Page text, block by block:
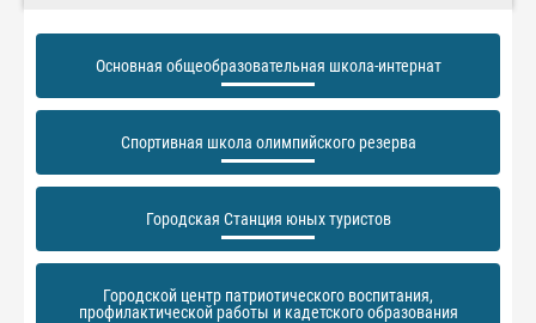
Основная общеобразовательная школа-интернат
Спортивная школа олимпийского резерва
Городская Станция юных туристов
Городской центр патриотического воспитания,
профилактической работы и кадетского образования